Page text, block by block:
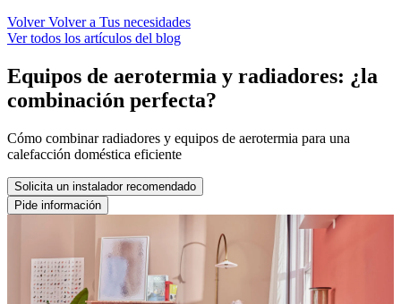
Volver Volver a Tus necesidades
Ver todos los artículos del blog
Equipos de aerotermia y radiadores: ¿la
combinación perfecta?
Cómo combinar radiadores y equipos de aerotermia para una
calefacción doméstica eficiente
Solicita un instalador recomendado
Pide información